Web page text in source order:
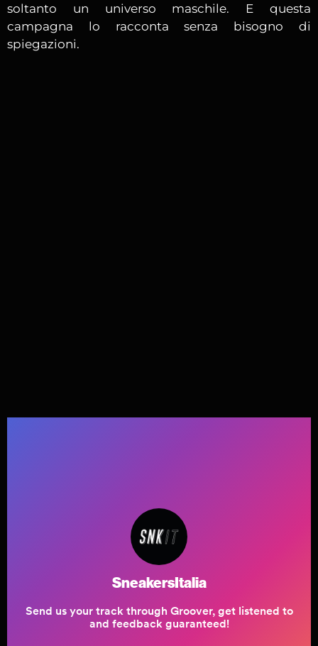
soltanto un universo maschile. E questa
campagna lo racconta senza bisogno di
spiegazioni.